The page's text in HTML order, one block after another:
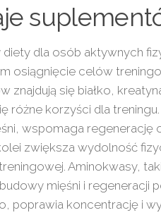
diety dla osób aktywnych
osiągnięcie celów
znajdują się białko,
różne korzyści dla
wspomaga regenerację
zwiększa wydolność
Aminokwasy,
mięśni i regeneracji
poprawia koncentrację i